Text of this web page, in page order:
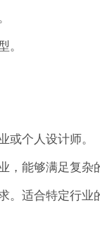
个人设计师。
能够满足复杂
适合特定行业